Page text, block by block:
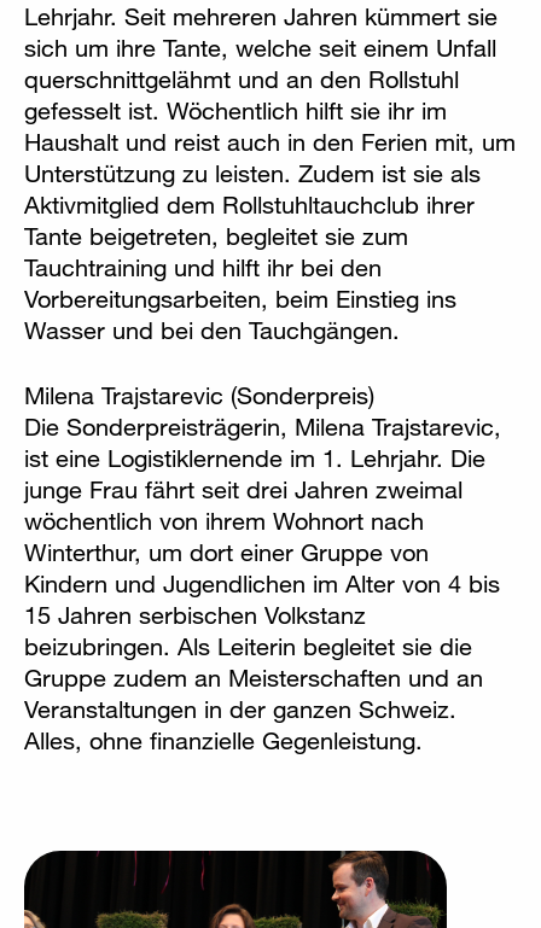
Lehrjahr. Seit mehreren Jahren kümmert sie
sich um ihre Tante, welche seit einem Unfall
querschnittgelähmt und an den Rollstuhl
gefesselt ist. Wöchentlich hilft sie ihr im
Haushalt und reist auch in den Ferien mit, um
Unterstützung zu leisten. Zudem ist sie als
Aktivmitglied dem Rollstuhltauchclub ihrer
Tante beigetreten, begleitet sie zum
Tauchtraining und hilft ihr bei den
Vorbereitungsarbeiten, beim Einstieg ins
Wasser und bei den Tauchgängen.
Milena Trajstarevic (Sonderpreis)
Die Sonderpreisträgerin, Milena Trajstarevic,
ist eine Logistiklernende im 1. Lehrjahr. Die
junge Frau fährt seit drei Jahren zweimal
wöchentlich von ihrem Wohnort nach
Winterthur, um dort einer Gruppe von
Kindern und Jugendlichen im Alter von 4 bis
15 Jahren serbischen Volkstanz
beizubringen. Als Leiterin begleitet sie die
Gruppe zudem an Meisterschaften und an
Veranstaltungen in der ganzen Schweiz.
Alles, ohne finanzielle Gegenleistung.